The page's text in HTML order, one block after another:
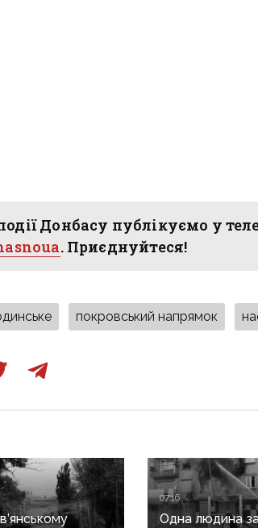
Донбасу публікуємо у
. Приєднуйтеся!
покровський напрямок
07:16
Одна людина